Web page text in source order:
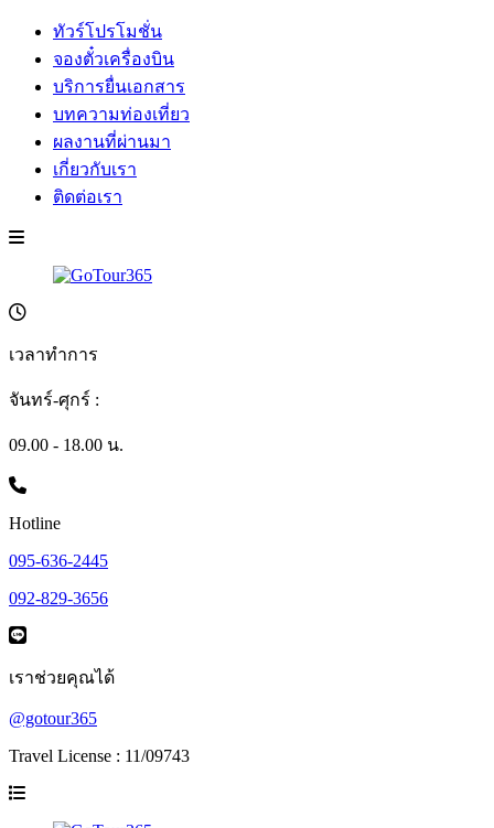
ทัวร์โปรโมชั่น
จองตั๋วเครื่องบิน
บริการยื่นเอกสาร
บทความท่องเที่ยว
ผลงานที่ผ่านมา
เกี่ยวกับเรา
ติดต่อเรา
เวลาทำการ
จันทร์-ศุกร์ :
09.00 - 18.00 น.
Hotline
095-636-2445
092-829-3656
เราช่วยคุณได้
@gotour365
Travel License : 11/09743